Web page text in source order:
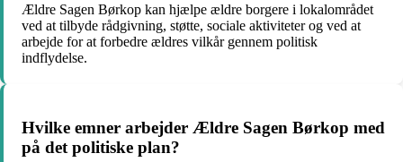
Ældre Sagen Børkop kan hjælpe ældre borgere i lokalområdet
ved at tilbyde rådgivning, støtte, sociale aktiviteter og ved at
arbejde for at forbedre ældres vilkår gennem politisk
indflydelse.
Hvilke emner arbejder Ældre Sagen Børkop med
på det politiske plan?